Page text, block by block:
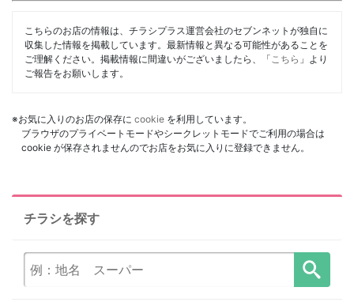
こちらのお店の情報は、チラシプラス運営会社のセブンネットが独自に
収集した情報を掲載しています。最新情報と異なる可能性があることを
ご理解ください。掲載情報に間違いがございましたら、「 こちら 」より
ご報告をお願いします。
※お気に入りのお店の保存に cookie を利用しています。
ブラウザのプライベートモードやシークレットモードでご利用の場合は
cookie が保存されませんのでお店をお気に入りに登録できません。
チラシを探す